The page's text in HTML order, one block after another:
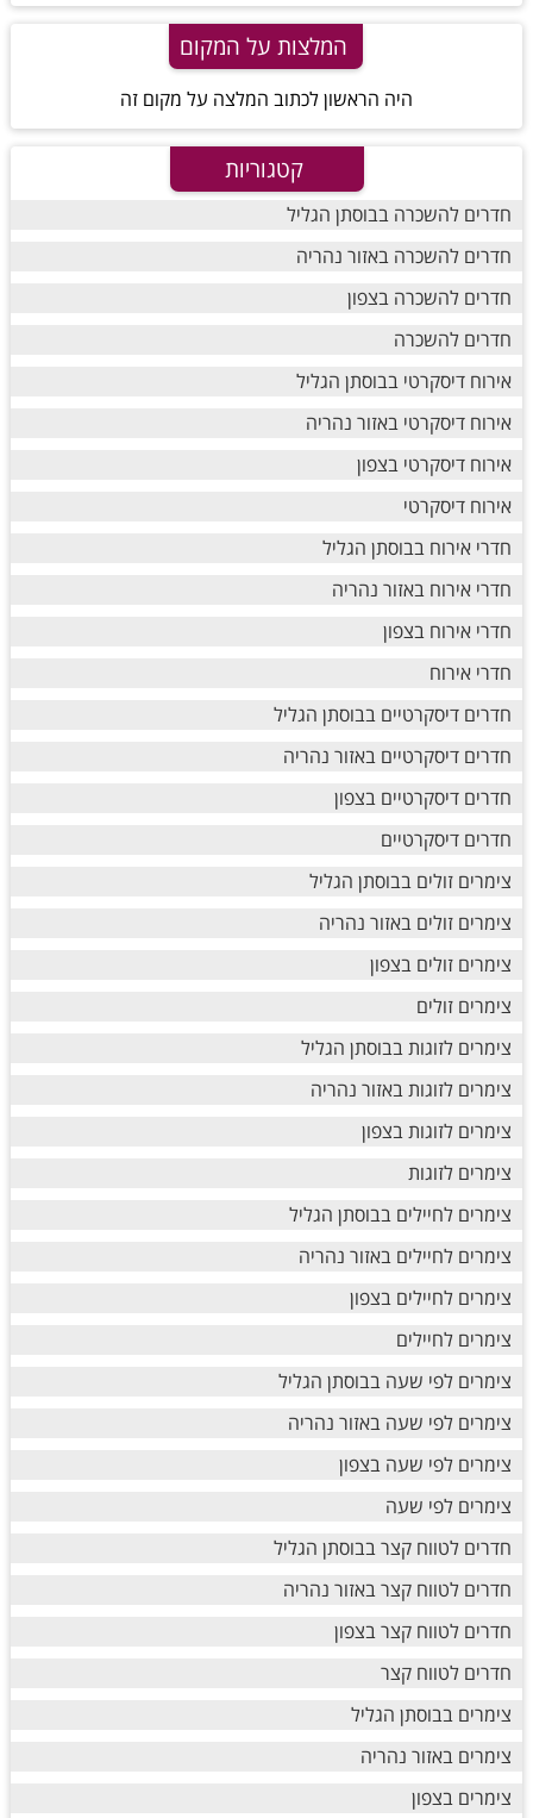
המלצות על המקום
היה הראשון לכתוב המלצה על מקום זה
קטגוריות
חדרים להשכרה בבוסתן הגליל
חדרים להשכרה באזור נהריה
חדרים להשכרה בצפון
חדרים להשכרה
אירוח דיסקרטי בבוסתן הגליל
אירוח דיסקרטי באזור נהריה
אירוח דיסקרטי בצפון
אירוח דיסקרטי
חדרי אירוח בבוסתן הגליל
חדרי אירוח באזור נהריה
חדרי אירוח בצפון
חדרי אירוח
חדרים דיסקרטיים בבוסתן הגליל
חדרים דיסקרטיים באזור נהריה
חדרים דיסקרטיים בצפון
חדרים דיסקרטיים
צימרים זולים בבוסתן הגליל
צימרים זולים באזור נהריה
צימרים זולים בצפון
צימרים זולים
צימרים לזוגות בבוסתן הגליל
צימרים לזוגות באזור נהריה
צימרים לזוגות בצפון
צימרים לזוגות
צימרים לחיילים בבוסתן הגליל
צימרים לחיילים באזור נהריה
צימרים לחיילים בצפון
צימרים לחיילים
צימרים לפי שעה בבוסתן הגליל
צימרים לפי שעה באזור נהריה
צימרים לפי שעה בצפון
צימרים לפי שעה
חדרים לטווח קצר בבוסתן הגליל
חדרים לטווח קצר באזור נהריה
חדרים לטווח קצר בצפון
חדרים לטווח קצר
צימרים בבוסתן הגליל
צימרים באזור נהריה
צימרים בצפון